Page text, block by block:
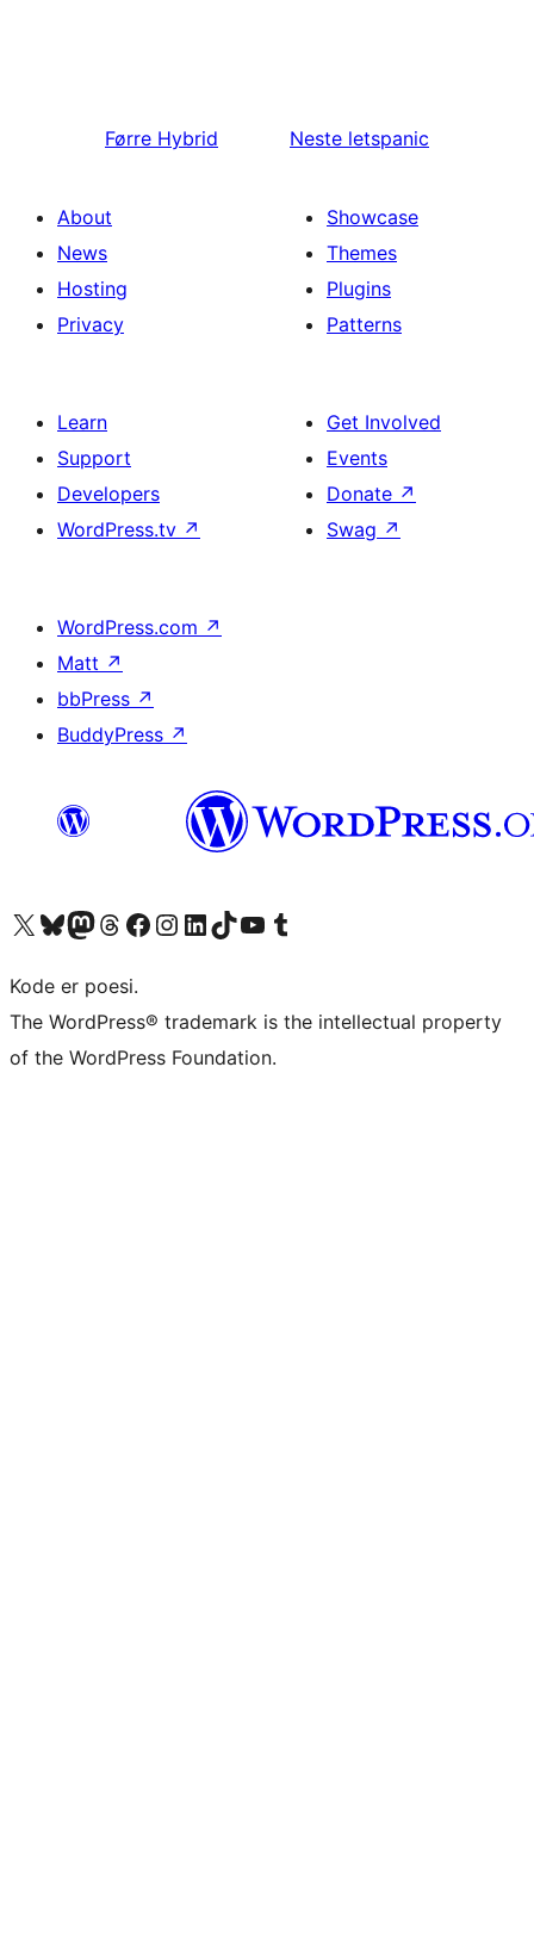
Førre Hybrid Neste letspanic
About
News
Hosting
Privacy
Showcase
Themes
Plugins
Patterns
Learn
Support
Developers
WordPress.tv ↗
Get Involved
Events
Donate ↗
Swag ↗
WordPress.com ↗
Matt ↗
bbPress ↗
BuddyPress ↗
Visit our X (formerly Twitter) account
Visit our Bluesky account
Visit our Mastodon account
Visit our Threads account
Visit our Facebook page
Visit our Instagram account
Visit our LinkedIn account
Visit our TikTok account
Visit our YouTube channel
Visit our Tumblr account
Kode er poesi.
The WordPress® trademark is the intellectual property
of the WordPress Foundation.